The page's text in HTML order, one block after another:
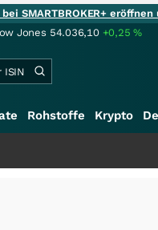
SMARTBROKER+
Jones 54.036,10 +0,25%
Rohstoffe Krypto